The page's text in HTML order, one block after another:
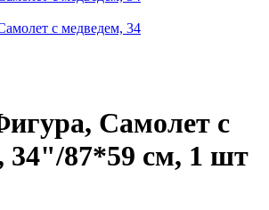
Самолет с
34"/87*59 см, 1 шт